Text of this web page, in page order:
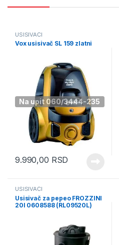
Na upit 060/3444-235
USISIVAČI
Vox usisivač SL 159 zlatni
9.990,00 RSD
USISIVAČI
Usisivač za pepeo FROZZINI
20l 0608588 (RL09520L)